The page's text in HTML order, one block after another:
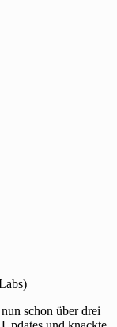
schon über drei